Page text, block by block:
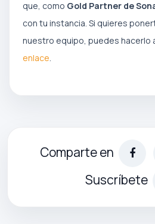
que, como Gold Partner de
con tu instancia. Si quieres
nuestro equipo, puedes hacerlo
enlace.
Comparte en
Suscríbete